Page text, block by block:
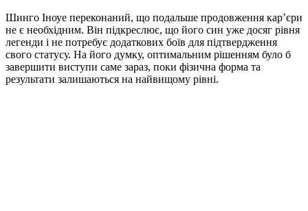
Шинго Іноуе переконаний, що подальше продовження кар’єри
не є необхідним. Він підкреслює, що його син уже досяг рівня
легенди і не потребує додаткових боїв для підтвердження
свого статусу. На його думку, оптимальним рішенням було б
завершити виступи саме зараз, поки фізична форма та
результати залишаються на найвищому рівні.